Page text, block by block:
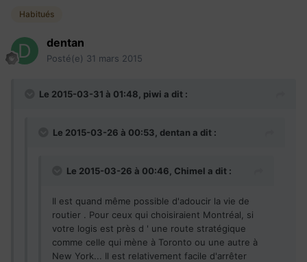
Habitués
dentan
Posté(e) 31 mars 2015
Le 2015-03-31 à 01:48, piwi a dit :
Le 2015-03-26 à 00:53, dentan a dit :
Le 2015-03-26 à 00:46, Chimel a dit :
Il est quand même possible d'adoucir la vie de
routier . Pour ceux qui choisiraient Montréal, si
votre logis est près d ' une route stratégique
comme celle qui mène à Toronto ou une autre à
New York... Il est relativement facile d'arrêter